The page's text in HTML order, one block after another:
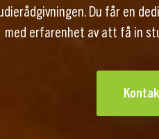
Du får en
med erfarenhet av att få in